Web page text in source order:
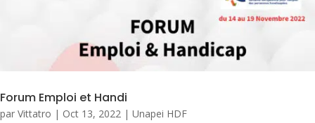
Forum Emploi et Handi
par Vittatro | Oct 13, 2022 | Unapei HDF